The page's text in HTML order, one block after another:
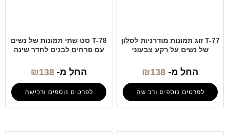
T-77 זוג תמונות מודרניות לסלון
של נשים על רקע צבעוני
החל מ- ₪138
לפרטים נוספים ורכישה
T-78 סט שתי תמונות של נשים
עם פרחים לבנים לחדר שינה
החל מ- ₪138
לפרטים נוספים ורכישה